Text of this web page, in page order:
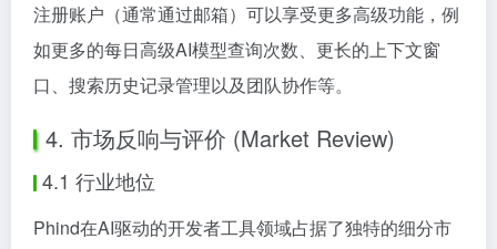
注册账户（通常通过邮箱）可以享受更多高级功能，例
如更多的每日高级AI模型查询次数、更长的上下文窗
口、搜索历史记录管理以及团队协作等。
4. 市场反响与评价 (Market Review)
4.1 行业地位
Phind在AI驱动的开发者工具领域占据了独特的细分市